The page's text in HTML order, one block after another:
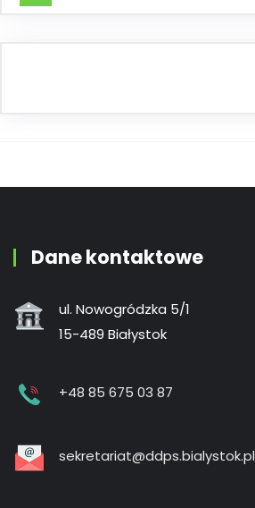
Dane kontaktowe
ul. Nowogródzka 5/1
15-489 Białystok
+48 85 675 03 87
sekretariat@ddps.bialystok.pl